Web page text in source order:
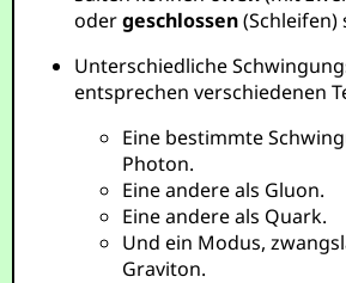
odergeschlossen(Schleifen)
Unterschiedliche
entsprechen verschiedenen
Eine bestimmte
Photon.
Eine andere als Gluon.
Eine andere als Quark.
Und ein Modus,
Graviton.